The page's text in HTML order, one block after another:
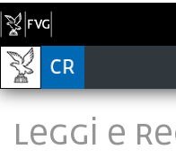
LEGGI E